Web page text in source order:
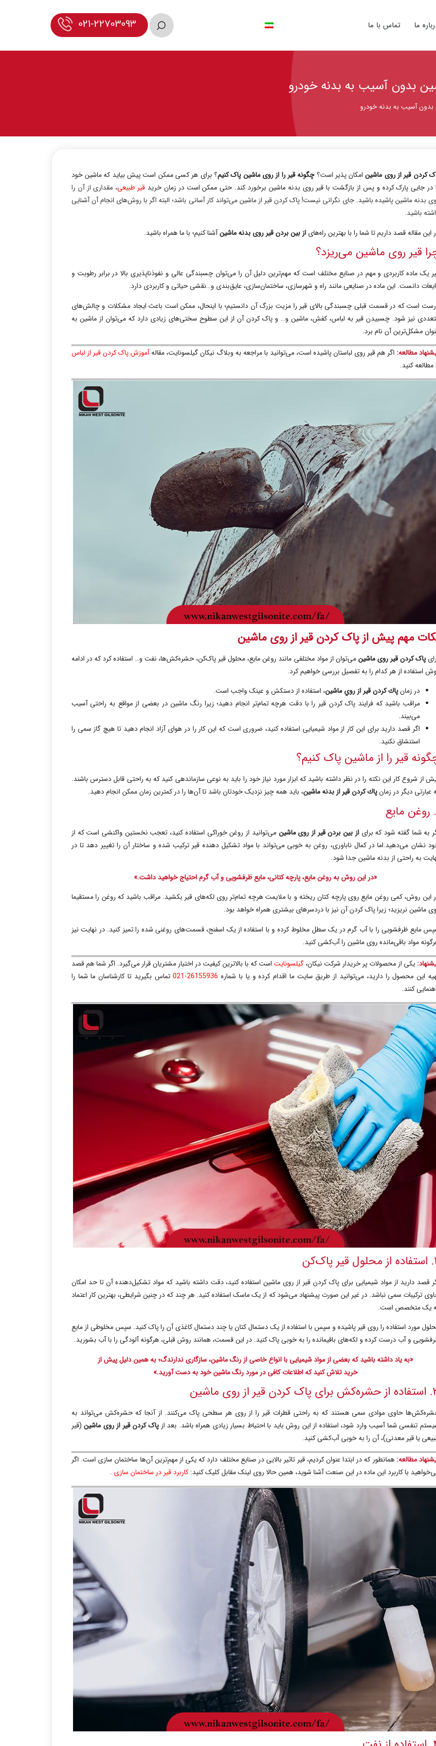
ما تماس با ما 021-22703093
کردن قیر از روی ماشینامکان پذیر است؟چگونه قیر را از روی ماشین پاک کنیم؟ برای هر کسی ممکن است پیش بیاید که ماشین خود
در جایی پارک کرده و پس از بازگشت با قیر روی بدنه ماشین برخورد کند. حتی ممکن است در زمان خرید قیر طبیعی، مقداری از آن را
بدنه ماشین پاشیده باشید. جای نگرانی نیست! پاک کردن قیر از ماشین می‌تواند کار آسانی باشد؛ البته اگر با روش‌های انجام آن آشنایی
باشید.
این مقاله قصد داریم تا شما را با بهترین راه‌های از بین بردنقیر روی بدنه ماشینآشنا کنیم؛ با ما همراه باشید.
قیر روی ماشین می‌ریزد؟
یک ماده کاربردی و مهم در صنایع مختلف است که مهم‌ترین دلیل آن را می‌توانچسبندگی عالی و نفوذناپذیری بالا در برابر رطوبت و
دانست. این ماده در صنایعی مانند راه و شهرسازی، ساختمان‌سازی، عایق‌بندی و…نقشی حیاتی و کاربردی دارد.
است که در قسمت قبلی چسبندگی بالای قیر را مزیت بزرگ آن دانستیم؛ با اینحال، ممکن است باعث ایجاد مشکلات و چالش‌های
نیز شود. چسبیدن قیر به لباس، کفش، ماشین و… و پاک کردن آن از این سطوح سختی‌های زیادی دارد که می‌توان از ماشین به
مشکل‌ترین آن نام برد.
مطالعه: اگر هم قیر روی لباستان پاشیده است، می‌توانید با مراجعه به وبلاگ نیکان گیلسونایت، مقالهآموزش پاک کردن قیر از لباس
مطالعه کنید.
مهم پیش ازپاک کردن قیر از روی ماشین
پاک کردن قیر روی ماشینمی‌توان از مواد مختلفی مانند روغن مایع، محلول قیر پاک‌کن، حشره‌کش‌ها، نفت و… استفاده کرد که در ادامه
استفاده از هر کدام را به تفصیل بررسی خواهیم کرد.
در زمانپاك كردن قير از روي ماشين، استفاده از دستکش و عینک واجب است.
مراقب باشید که فرایند پاک کردن قیر را با دقت هرچه تمام‌تر انجام دهید؛ زیرا رنگ ماشین در بعضی از مواقع به راحتی آسیب
می‌بیند.
اگر قصد دارید برای این کار از مواد شیمیایی استفاده ‌کنید، ضروری است که این کار را در هوای آزاد انجام دهید تا هیچ گاز سمی را
استنشاق نکنید.
قیر را از ماشین پاک کنیم؟
از شروع کار این نکته را در نظر داشته باشید که ابزار مورد نیاز خود را باید به نوعی سازماندهی کنید که به راحتی قابل دسترس باشند.
عبارتی دیگر در زمانپاك كردن قير از بدنه ماشين، باید همه چیز نزدیک خودتان باشد تا آن‌ها را در کمترین زمان ممکن انجام دهید.
به شما گفته شود که برای از بین بردن قیر از روی ماشینمی‌توانید از روغن خوراکی استفاده کنید، تعجب نخستین واکنشی است که از
نشان می‌دهید.اما در کمال ناباوری، روغن به خوبی می‌تواند با مواد تشکیل دهنده قیر ترکیب شده و ساختار آن را تغییر دهد تا در
به راحتی از بدنه ماشین جدا شود.
«در این روش به روغن مایع، پارچه کتانی، مایع ظرفشویی و آب گرم احتیاج خواهید داشت.»
این روش، کمی روغن مایع روی پارچه کتان ریخته و با ملایمت هرچه تمام‌تر روی لکه‌های قیر بکشید. مراقب باشید که روغن را مستقیما
ماشین نریزید؛ زیرا پاک کردن آن نیز با دردسرهای بیشتری همراه خواهد بود.
مایع ظرفشویی را با آب گرم در یک سطل مخلوط کرده و با استفاده از یک اسفنج، قسمت‌های روغنی شده را تمیز کنید. در نهایت نیز
مواد باقی‌مانده روی ماشین را آب‌کشی کنید.
یکی از محصولات پر خریدار شرکت نیکان،گیلسونایت است که با بالاترین کیفیت در اختیار مشتریان قرار می‌گیرد. اگر شما هم قصد
این محصول را دارید، می‌توانید از طریق سایت ما اقدام کرده و یا با شماره 26155936-021
تماس بگیرید تا کارشناسان ما شما را
کنند.
پاک‌کن
قصد دارید از مواد شیمیایی برای پاک کردن قیر از روی ماشین استفاده کنید، دقت داشته باشید که مواد تشکیل‌دهنده آن تا حد امکان
ترکیبات سمی نباشد. در غیر این صورت پیشنهاد می‌شود که از یک ماسک استفاده کنید. هر چند که در چنین شرایطی، بهترین کار اعتماد
یک متخصص است.
مورد استفاده را روی قیر پاشیده و سپس با استفاده از یک دستمال کتان یا چند دستمال کاغذی آن را پاک کنید. سپس مخلوطی از مایع
و آب درست کرده و لکه‌های باقیمانده را به خوبی پاک کنید. در این قسمت، همانند روش قبلی، هرگونه آلودگی را با آب بشورید.
«به یاد داشته باشید که بعضی از مواد شیمیایی با انواع خاصی از رنگ ماشین، سازگاری ندارندگ؛ به همین دلیل پیش از
خرید تلاش کنید که اطلاعات کافی در مورد رنگ ماشین خود به دست آورید.»
برای پاک کردن قیر از روی ماشین
حاوی موادی سمی هستند که به راحتی قطرات قیر را از روی هر سطحی پاک می‌کنند. از آنجا که حشره‌کش می‌تواند به
تنفسی شما آسیب وارد شود، استفاده از این روش باید با احتیاط بسیار زیادی همراه باشد. بعد از پاک کردن قیر از روی ماشین (قیر
یا قیر معدنی)، آن را به خوبی آب‌کشی کنید.
مطالعه: همانطور که در ابتدا عنوان کردیم، قیر تاثیر بالایی در صنایع مختلف دارد که یکی از مهم‌ترین آن‌ها ساختمان سازی است. اگر
با کاربرد این ماده در این صنعت آشنا شوید، همین حالا روی لینک مقابل کلیک کنید: کاربرد قیر در ساختمان سازی .